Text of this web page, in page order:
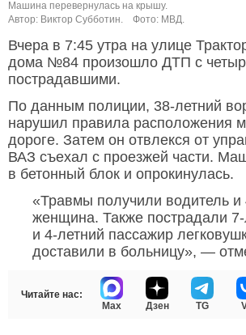
Машина перевернулась на крышу.
Автор: Виктор Субботин.
Фото: МВД.
Вчера в 7:45 утра на улице
дома №84 произошло ДТП с
пострадавшими.
По данным полиции, 38-летний
нарушил правила расположения
дороге. Затем он отвлекся от
ВАЗ съехал с проезжей части.
в бетонный блок и опрокинулась.
«Травмы получили водитель и
женщина. Также пострадали 7-
и 4-летний пассажир
доставили в больницу», —
Читайте нас:
Max
Дзен TG